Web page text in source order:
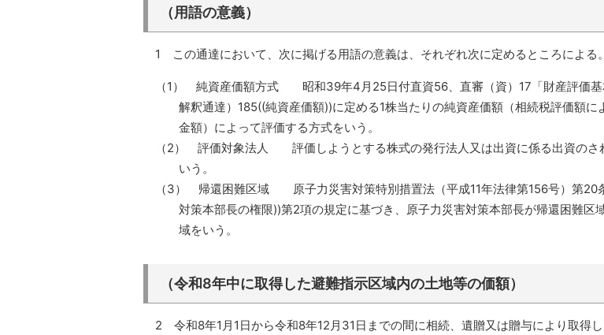
（用語の意義）
1 この通達において、次に掲げる用語の意義は、それぞれ次に定めるところによる。
（1） 純資産価額方式 昭和39年4月25日付直資56、直審（資）17「財産評価基
解釈通達）185((純資産価額))に定める1株当たりの純資産価額（相続税評価額に
金額）によって評価する方式をいう。
（2） 評価対象法人 評価しようとする株式の発行法人又は出資に係る出資のさ
いう。
（3） 帰還困難区域 原子力災害対策特別措置法（平成11年法律第156号）第20
対策本部長の権限))第2項の規定に基づき、原子力災害対策本部長が帰還困難区
域をいう。
（令和8年中に取得した避難指示区域内の土地等の価額）
2 令和8年1月1日から令和8年12月31日までの間に相続、遺贈又は贈与により取得